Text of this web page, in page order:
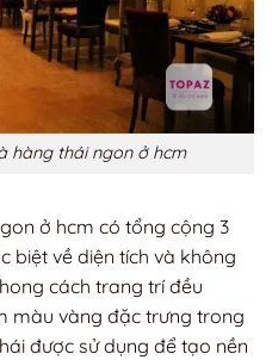
hàng thái ngon ở hcm
ở hcm có tổng cộng 3
biệt về diện tích và không
cách trang trí đều
màu vàng đặc trưng trong
được sử dụng để tạo nền